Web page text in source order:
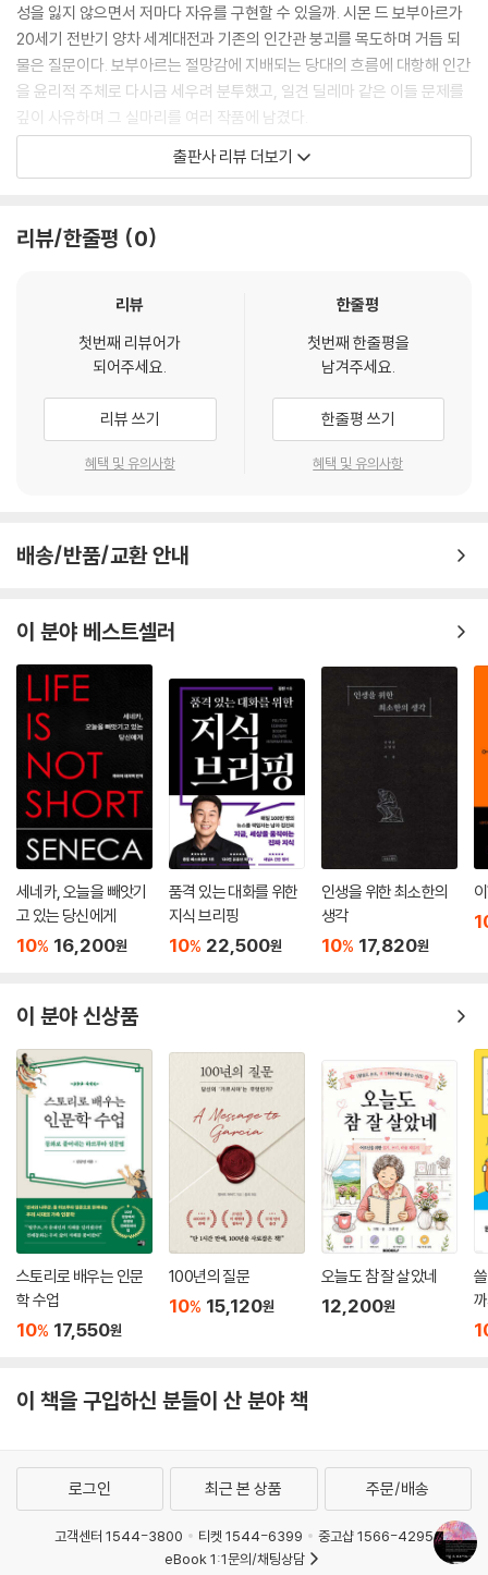
인간은 주어진 조건이 지닌 의미와 가치를 초월적 움직임 속에서 매번 새
롭게 재발견하고 재해석하는 존재다. 따라서 인간이 처한 상황 또한 소여
의 산물이기만 한 것이 아니라 실존 조건에 따라 변화하고 새롭게 생성되
는 가변적 결과물이다. 이러한 맥락에서 보부아르는 몸이란 사물이 아니라
상황이며, 세상에 대한 한 개인의 입장 표명에 해당한다고 주장한다. 아울
러 이러한 몸 개념을 출발점으로 삼아 체험적 몸, 상황 속에 놓인 몸에 관한
논의를 전개한다.
간으로 존재하는 한 모든 인간은 자기만의 방식으로 형이상학을 하고 있
다. 그렇기에 형이상학적 진실은 그 자체로 애매하다고 할 수 있으며, 이러
한 진실을 표현하기에 적합한 방식은 오히려 문학적 방식이라 할 수 있다.
이러한 맥락에서 보부아르는 실존주의 사유 내에서 철학과 문학은 근본적
으로 구분되는 것이 아니며, 형이상학 문학이야말로 실존의 진실을 가장
실존주의적으로 그릴 수 있는 이상적인 표현 방식에 해당한다고 주장한다.
성을 잃지 않으면서 저마다 자유를 구현할 수 있을까. 시몬 드 보부아르가
20세기 전반기 양차 세계대전과 기존의 인간관 붕괴를 목도하며 거듭 되
물은 질문이다. 보부아르는 절망감에 지배되는 당대의 흐름에 대항해 인간
을 윤리적 주체로 다시금 세우려 분투했고, 일견 딜레마 같은 이들 문제를
깊이 사유하며 그 실마리를 여러 작품에 남겼다.
이 책은 윤리적 실존주의의 주춧돌을 세운 보부아르의 철학을 해설한다.
해되는 와중에 간과되어 온 보부아르의 평생 화두인 ‘실존주의 윤리’를 그
고, 그 경험을 토대로 실존을 사유했으며, 그렇게 세운 철학을 바탕으로 인
시몬 드 보부아르(Simone de Beauvoir, 1908∼1986)
프랑스의 저명한 작가이자 철학가. 20세기 페미니즘 사상과 운동의 물꼬
를 틔운 『제2의 성』(1949)의 저자로 특히 널리 알려져 있다. 1929년 당시
철학 교수 자격시험을 준비하기 위해 소르본대학교에서 철학 수업을 듣던
이른 1980년까지 50여 년의 긴 세월 동안 지적 동반자 관계를 긴밀히 유
지하면서 프랑스 실존주의를 대표하는 문인이자 사상가로 활발히 활동했
다. 다수의 철학 에세이와 소설, 자서전, 희곡 등으로 구성된 다양한 문학
작품을 발표했다. 1965년 한 인터뷰에서 페미니스트로서 정체성을 천명
한 이후부터는 페미니즘 운동에 적극 참여하면서 참여 지식인으로서 행보
에 본격적으로 뛰어든다. 1986년 4월 14일 78세의 나이로 생을 마감하
고 몽파르나스 묘지에 사르트르와 함께 안장된다.
출판사 리뷰 더보기
리뷰/한줄평 0
리뷰
첫번째 리뷰어가
되어주세요.
리뷰 쓰기
혜택 및 유의사항
한줄평
첫번째 한줄평을
남겨주세요.
한줄평 쓰기
혜택 및 유의사항
배송/반품/교환 안내
이 분야 베스트셀러
세네카, 오늘을 빼앗기
고 있는 당신에게
10% 16,200원
품격 있는 대화를 위한
지식 브리핑
10% 22,500원
인생을 위한 최소한의
생각
10% 17,820원
이 분야 신상품
스토리로 배우는 인문
학 수업
10% 17,550원
100년의 질문
10% 15,120원
오늘도 참 잘 살았네
12,200원
이 책을 구입하신 분들이 산 분야 책
로그인 최근 본 상품 주문/배송
고객센터 1544-3800 티켓 1544-6399
중고샵 1566-4295
eBook 1:1문의/채팅상담